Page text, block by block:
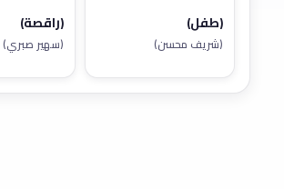
(طفل)
(شريف محسن)
(راقصة)
(سهير صبري)